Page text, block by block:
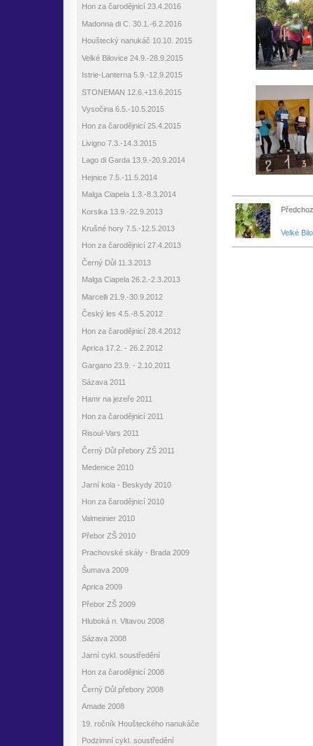
Velké
Hon za čarodějnicí 23.4.2016
Madonna di C. 30.1.-6.2.2016
Houštecký nanukáč 10.10. 2015
Velké Bilovice 24.9.-28.9.2015
Istrie-Lanterna 5.9.-12.9.2015
STONEMAN 12.6.+13.6.2015
Vysočina 6.5.-10.5.2015
Hon za čarodějnicí 25.4.2015
Livigno 7.3.-14.3.2015
Lago di Garda 13.9.-20.9.2014
Hejnice 7.5.-11.5.2014
Malga Ciapela 1.3.-8.3.2014
Korsika 13.9.-22.9.2013
Krušné hory 7.5.-12.5.2013
Hon za čarodějnicí 27.4.2013
Černý Důl 11.3.2013
Malga Ciapela 26.2.-2.3.2013
Marcelli 21.9.-30.9.2012
Český les 4.5.-8.5.2012
Hon za čarodějnicí 28.4.2012
Aprica 17.2. - 26.2.2012
Gargano 23.9. - 2.10.2011
Sázava 2011
Hamr na jezeře 2011
Hon za čarodějnicí 2011
Risoul-Vars 2011
Černý Důl přebory ZŠ 2011
Medenice 2010
Jarní kola - Beskydy 2010
Hon za čarodějnicí 2010
Valmeinier 2010
Přebor ZŠ 2010
Prachovské skály - Brada 2009
Šumava 2009
Aprica 2009
Přebor ZŠ 2009
Hluboká n. Vltavou 2008
Sázava 2008
Jarní cykl. soustředění
Hon za čarodějnicí 2008
Černý Důl přebory 2008
Amade 2008
19. ročník Houšteckého nanukáče
Podzimní cykl. soustředění